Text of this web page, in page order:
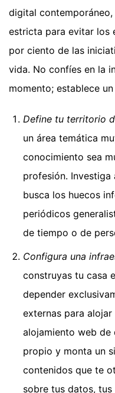
digital
estricta para evitar los
por ciento de las
vida. No confíes en la
momento; establece
Define tu territorio
un área temática
conocimiento sea
profesión.
busca los huecos
periódicos
de tiempo o de
Configura una
construyas tu casa
depender
externas para
alojamiento web de
propio y monta un
contenidos que te
sobre tus datos,